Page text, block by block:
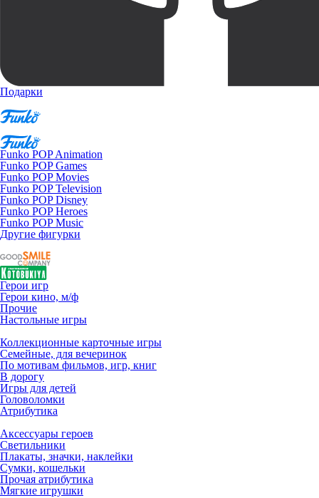
Подарки
Funko POP Animation
Funko POP Games
Funko POP Movies
Funko POP Television
Funko POP Disney
Funko POP Heroes
Funko POP Music
Другие фигурки
Герои игр
Герои кино, м/ф
Прочие
Настольные игры
Коллекционные карточные игры
Семейные, для вечеринок
По мотивам фильмов, игр, книг
В дорогу
Игры для детей
Головоломки
Атрибутика
Аксессуары героев
Светильники
Плакаты, значки, наклейки
Сумки, кошельки
Прочая атрибутика
Мягкие игрушки